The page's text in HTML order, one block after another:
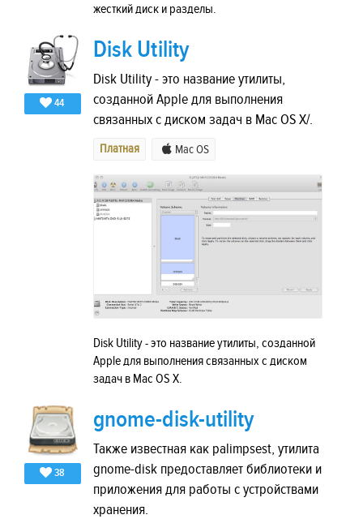
жесткий диск и разделы.
44
Disk Utility
Disk Utility - это название утилиты,
созданной Apple для выполнения
связанных с диском задач в Mac OS X/.
Платная Mac OS
Disk Utility - это название утилиты, созданной
Apple для выполнения связанных с диском
задач в Mac OS X.
38
gnome-disk-utility
Также известная как palimpsest, утилита
gnome-disk предоставляет библиотеки и
приложения для работы с устройствами
хранения.